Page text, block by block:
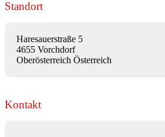
Standort
Haresauerstraße 5
4655 Vorchdorf
Oberösterreich Österreich
Kontakt